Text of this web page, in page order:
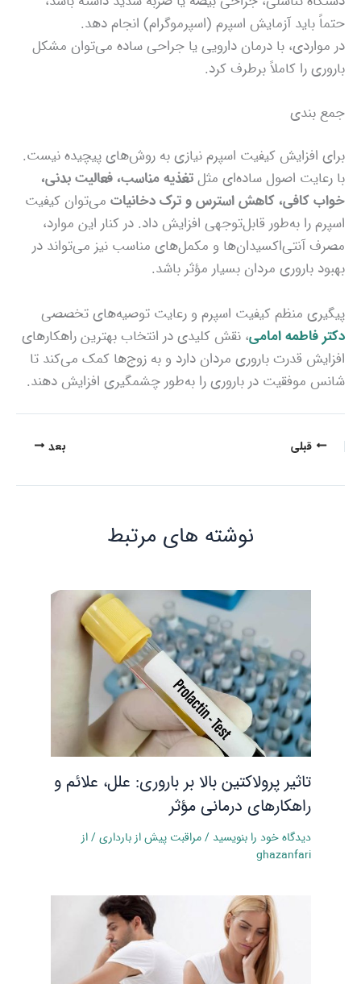
حتماً باید آزمایش اسپرم (اسپرموگرام) انجام دهد.
در مواردی، با درمان دارویی یا جراحی ساده می‌توان مشکل
باروری را کاملاً برطرف کرد.
جمع‌ بندی
برای افزایش کیفیت اسپرم نیازی به روش‌های پیچیده نیست.
با رعایت اصول ساده‌ای مثلتغذیه مناسب، فعالیت بدنی،
خواب کافی، کاهش استرس و ترک دخانیات می‌توان کیفیت
اسپرم را به‌طور قابل‌توجهی افزایش داد. در کنار این موارد،
مصرف آنتی‌اکسیدان‌ها و مکمل‌های مناسب نیز می‌تواند در
بهبود باروری مردان بسیار مؤثر باشد.
پیگیری منظم کیفیت اسپرم و رعایت توصیه‌های تخصصی
دکتر فاطمه امامی، نقش کلیدی در انتخاب بهترین راهکارهای
افزایش قدرت باروری مردان دارد و به زوج‌ها کمک می‌کند تا
شانس موفقیت در باروری را به‌طور چشمگیری افزایش دهند.
قبلی بعد
نوشته‌ های مرتبط
تاثیر پرولاکتین بالا بر باروری: علل، علائم و
راهکارهای درمانی مؤثر
دیدگاه‌ خود را بنویسید /مراقبت پیش از بارداری/ از
ghazanfari